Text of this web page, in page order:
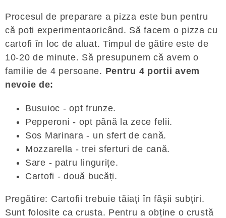
Procesul de preparare a pizza este bun pentru
că poți experimentaoricând. Să facem o pizza cu
cartofi în loc de aluat. Timpul de gătire este de
10-20 de minute. Să presupunem că avem o
familie de 4 persoane. Pentru 4 portii avem
nevoie de:
Busuioc - opt frunze.
Pepperoni - opt până la zece felii.
Sos Marinara - un sfert de cană.
Mozzarella - trei sferturi de cană.
Sare - patru lingurițe.
Cartofi - două bucăți.
Pregătire: Cartofii trebuie tăiați în fâșii subțiri.
Sunt folosite ca crusta. Pentru a obține o crustă